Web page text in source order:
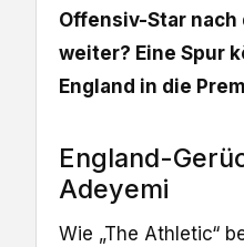
Offensiv-Star nach
weiter? Eine Spur
England in die
England-
Adeyemi
Wie „The Athletic“